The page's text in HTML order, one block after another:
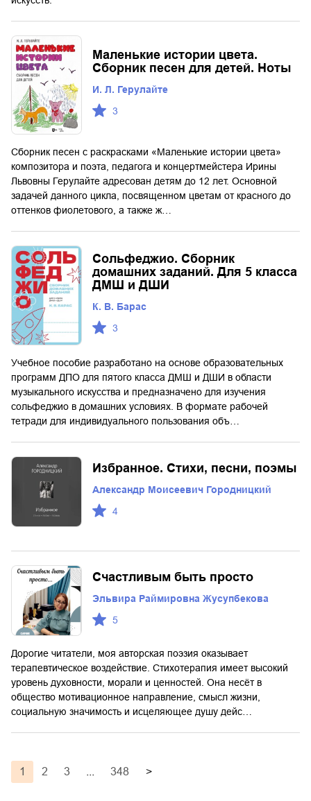
Маленькие истории цвета.
Сборник песен для детей. Ноты
И. Л. Герулайте
3
Сборник песен с раскрасками «Маленькие истории цвета»
композитора и поэта, педагога и концертмейстера Ирины
Львовны Герулайте адресован детям до 12 лет. Основной
задачей данного цикла, посвященном цветам от красного до
оттенков фиолетового, а также ж…
Сольфеджио. Сборник
домашних заданий. Для 5 класса
ДМШ и ДШИ
К. В. Барас
3
Учебное пособие разработано на основе образовательных
программ ДПО для пятого класса ДМШ и ДШИ в области
музыкального искусства и предназначено для изучения
сольфеджио в домашних условиях. В формате рабочей
тетради для индивидуального пользования объ…
Избранное. Стихи, песни, поэмы
Александр Моисеевич Городницкий
4
Счастливым быть просто
Эльвира Раймировна Жусупбекова
5
Дорогие читатели, моя авторская поэзия оказывает
терапевтическое воздействие. Стихотерапия имеет высокий
уровень духовности, морали и ценностей. Она несёт в
общество мотивационное направление, смысл жизни,
социальную значимость и исцеляющее душу дейс…
1 2 3 348 >